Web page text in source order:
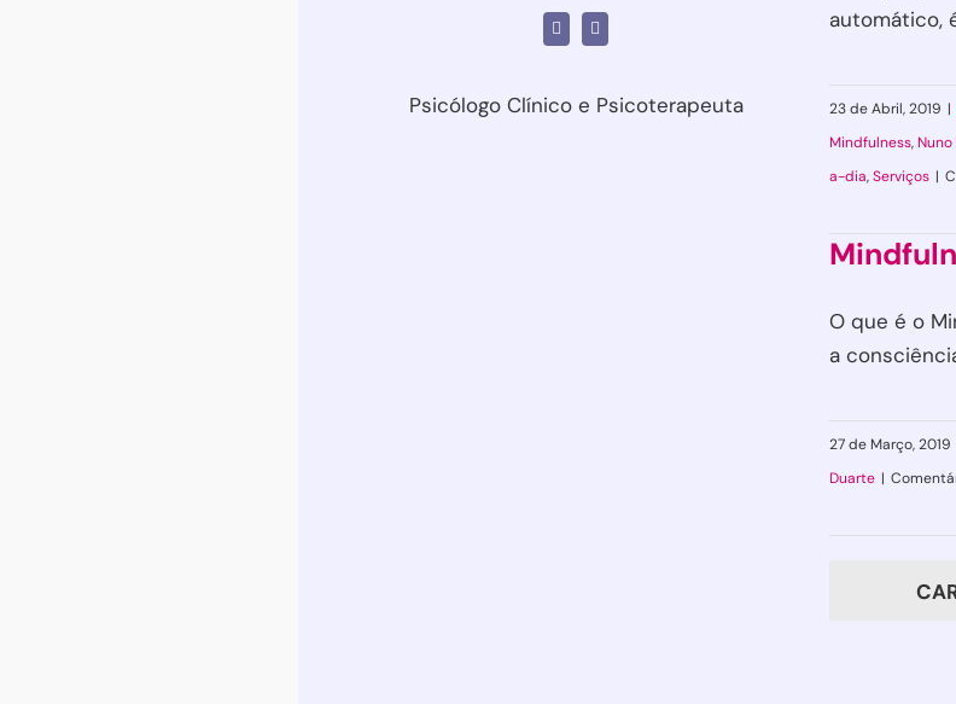
Psicólogo Clínico e Psicoterapeuta
automático,
23 de Abril, 2019 |
Mindfulness,
a-dia,Serviços |
O que é o
a
27 de Março, 2019
Duarte |